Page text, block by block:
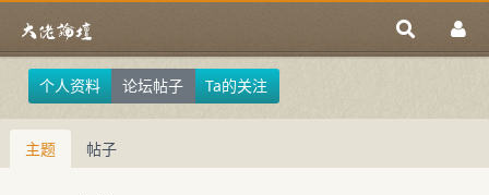
个人资料 论坛帖子 Ta的关注
主题 帖子